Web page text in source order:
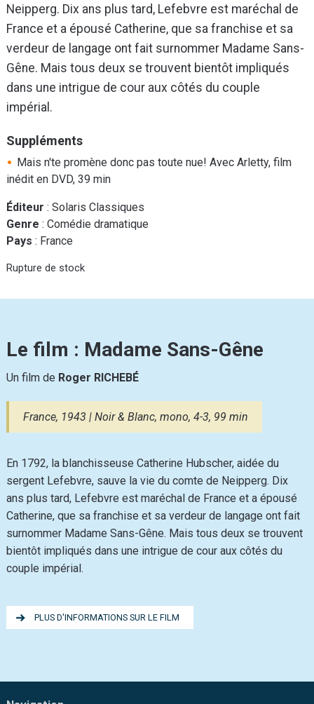
Neipperg. Dix ans plus tard, Lefebvre est maréchal de
France et a épousé Catherine, que sa franchise et sa
verdeur de langage ont fait surnommer Madame Sans-
Gêne. Mais tous deux se trouvent bientôt impliqués
dans une intrigue de cour aux côtés du couple
impérial.
Suppléments
Mais n'te promène donc pas toute nue! Avec Arletty, film
inédit en DVD, 39 min
Éditeur : Solaris Classiques
Genre : Comédie dramatique
Pays : France
Rupture de stock
Le film : Madame Sans-Gêne
Un film de Roger RICHEBÉ
France, 1943 | Noir & Blanc, mono, 4-3, 99 min
En 1792, la blanchisseuse Catherine Hubscher, aidée du
sergent Lefebvre, sauve la vie du comte de Neipperg. Dix
ans plus tard, Lefebvre est maréchal de France et a épousé
Catherine, que sa franchise et sa verdeur de langage ont fait
surnommer Madame Sans-Gêne. Mais tous deux se trouvent
bientôt impliqués dans une intrigue de cour aux côtés du
couple impérial.
PLUS D'INFORMATIONS SUR LE FILM